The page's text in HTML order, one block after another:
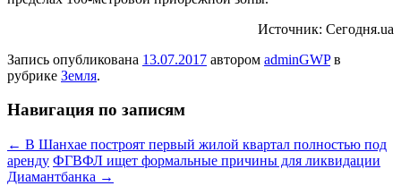
Источник: Сегодня.ua
Запись опубликована 13.07.2017 автором adminGWPв
рубрике Земля.
Навигация по записям
← В Шанхае построят первый жилой квартал полностью под
аренду ФГВФЛ ищет формальные причины для ликвидации
Диамантбанка →